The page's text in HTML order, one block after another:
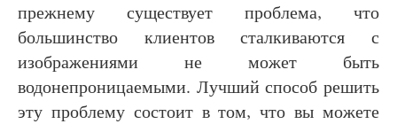
прежнему существует проблема, что
большинство клиентов сталкиваются с
изображениями не может быть
водонепроницаемыми. Лучший способ решить
эту проблему состоит в том, что вы можете